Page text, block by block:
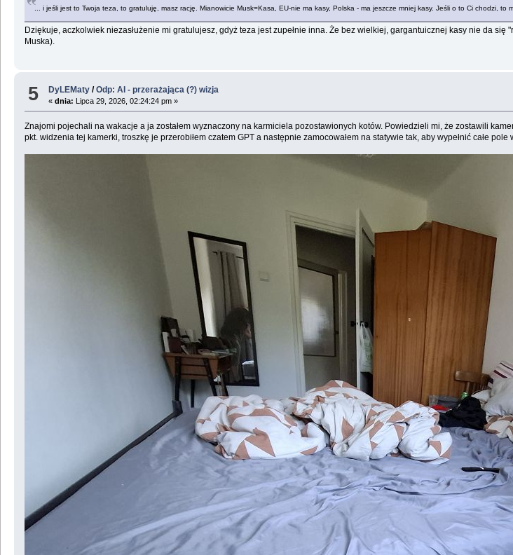
... i jeśli jest to Twoja teza, to gratuluję, masz rację. Mianowicie Musk=Kasa, EU-nie ma kasy, Polska - ma jeszcze mniej kasy. Jeśli o to Ci chodzi, to
Dziękuje, aczkolwiek niezasłużenie mi gratulujesz, gdyż teza jest zupełnie inna. Że bez wielkiej, gargantuicznej kasy nie da
Muska).
5 DyLEMaty /Odp: AI - przerażająca (?) wizja
«dnia: Lipca 29, 2026, 02:24:24 pm »
Znajomi pojechali na wakacje a ja zostałem wyznaczony na karmiciela pozostawionych kotów. Powiedzieli mi, że zostawili
pkt. widzenia tej kamerki, troszkę je przerobiłem czatem GPT a następnie zamocowałem na statywie tak, aby wypełnić całe